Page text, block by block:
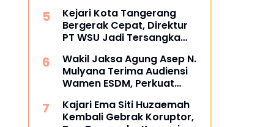
Perdata Tanpa Rugikan
Daerah
Kejari Kota Tangerang
Bergerak Cepat, Direktur
PT WSU Jadi Tersangka
Operasional Boeing 737-
300
Wakil Jaksa Agung Asep N.
Mulyana Terima Audiensi
Wamen ESDM, Perkuat
Sektor Energi Nasional
Kajari Ema Siti Huzaemah
Kembali Gebrak Koruptor,